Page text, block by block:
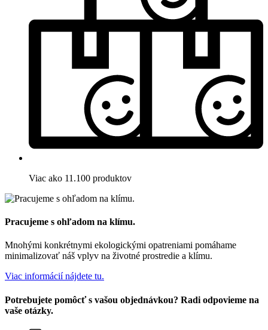
Viac ako 11.100 produktov
Pracujeme s ohľadom na klímu.
Mnohými konkrétnymi ekologickými opatreniami pomáhame
minimalizovať náš vplyv na životné prostredie a klímu.
Viac informácií nájdete tu.
Potrebujete pomôcť s vašou objednávkou? Radi odpovieme na
vaše otázky.